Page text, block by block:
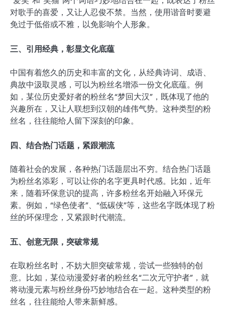
对歌手的喜爱，又让人忍俊不禁。当然，使用谐音时要避
免过于低俗或不雅，以免影响个人形象。
三、引用经典，彰显文化底蕴
中国有着悠久的历史和丰富的文化，从经典诗词、成语、
典故中汲取灵感，可以为粉丝名增添一份文化底蕴。例
如，某位历史爱好者的粉丝名“梦回大汉”，既体现了他的
兴趣所在，又让人联想到汉朝的雄伟气势。这种类型的粉
丝名，往往能给人留下深刻的印象。
四、结合热门话题，紧跟潮流
随着社会的发展，各种热门话题层出不穷。结合热门话题
为粉丝名添彩，可以让你的名字更具时代感。比如，近年
来，随着环保意识的提高，许多粉丝名开始融入环保元
素。例如，“绿色使者”、“低碳侠”等，这些名字既体现了粉
丝的环保理念，又紧跟时代潮流。
五、创意无限，突破常规
在取粉丝名时，不妨大胆突破常规，尝试一些独特的创
意。比如，某位动漫爱好者的粉丝名“二次元守护者”，就
将动漫元素与粉丝身份巧妙地结合在一起。这种类型的粉
丝名，往往能给人带来新鲜感。